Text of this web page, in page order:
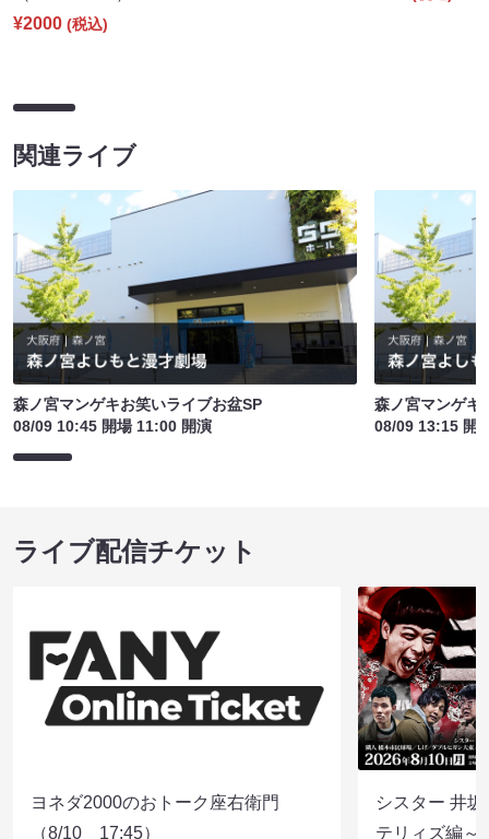
¥2000 (税込)
関連ライブ
森ノ宮マンゲキお笑いライブお盆SP
08/09 10:45 開場 11:00 開演
森ノ宮マンゲキ
08/09 13:15 開
ライブ配信チケット
ヨネダ2000のおトーク座右衛門
（8/10 17:45）
シスター 井
テリィズ編